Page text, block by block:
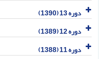
دوره 13 (1390)
دوره 12 (1389)
دوره 11 (1388)